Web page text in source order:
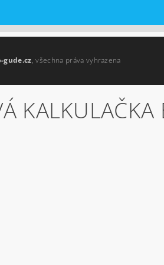
gude.cz, všechna práva vyhrazena
KALKULAČKA